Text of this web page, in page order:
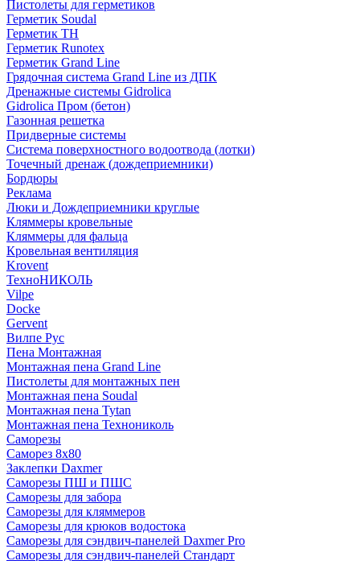
Пистолеты для герметиков
Герметик Soudal
Герметик ТН
Герметик Runotex
Герметик Grand Line
Грядочная система Grand Line из ДПК
Дренажные системы Gidrolica
Gidrolica Пром (бетон)
Газонная решетка
Придверные системы
Система поверхностного водоотвода (лотки)
Точечный дренаж (дождеприемники)
Бордюры
Рекламa
Люки и Дождеприемники круглые
Кляммеры кровельные
Кляммеры для фальца
Кровельная вентиляция
Krovent
ТехноНИКОЛЬ
Vilpe
Docke
Gervent
Вилпе Рус
Пена Монтажнaя
Монтажная пена Grand Linе
Пистолеты для монтажных пен
Монтажная пена Soudal
Монтажная пена Tytan
Монтажная пена Технониколь
Саморезы
Саморез 8х80
Заклепки Daxmer
Саморезы ПШ и ПШС
Саморезы для забора
Саморезы для кляммеров
Саморезы для крюков водостока
Саморезы для сэндвич-панелей Daxmer Pro
Саморезы для сэндвич-панелей Стандарт